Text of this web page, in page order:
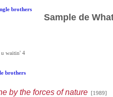
brothers
Sample de
u waitin' 4
brothers
by the forces of nature[1989]